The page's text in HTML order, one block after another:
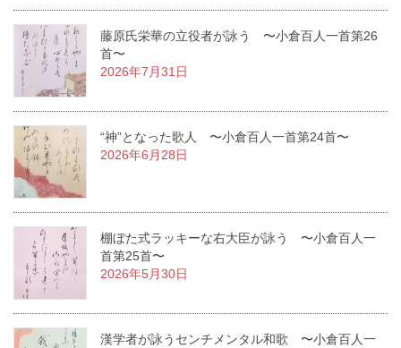
藤原氏栄華の立役者が詠う 〜小倉百人一首第26
首〜
2026年7月31日
“神”となった歌人 〜小倉百人一首第24首〜
2026年6月28日
棚ぼた式ラッキーな右大臣が詠う 〜小倉百人一
首第25首〜
2026年5月30日
漢学者が詠うセンチメンタル和歌 〜小倉百人一